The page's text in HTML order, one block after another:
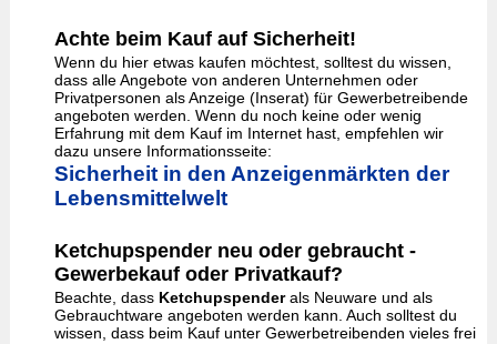
Achte beim Kauf auf Sicherheit!
Wenn du hier etwas kaufen möchtest, solltest du wissen,
dass alle Angebote von anderen Unternehmen oder
Privatpersonen als Anzeige (Inserat) für Gewerbetreibende
angeboten werden. Wenn du noch keine oder wenig
Erfahrung mit dem Kauf im Internet hast, empfehlen wir
dazu unsere Informationsseite:
Sicherheit in den Anzeigenmärkten der
Lebensmittelwelt
Ketchupspender neu oder gebraucht -
Gewerbekauf oder Privatkauf?
Beachte, dass Ketchupspenderals Neuware und als
Gebrauchtware angeboten werden kann. Auch solltest du
wissen, dass beim Kauf unter Gewerbetreibenden vieles frei